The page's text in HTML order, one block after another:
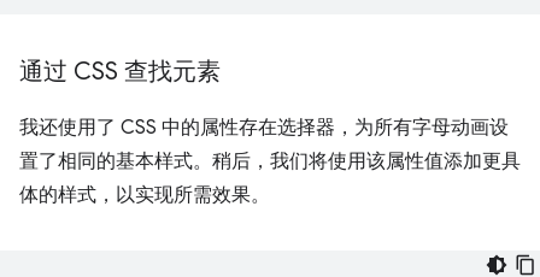
通过 CSS 查找元素
我还使用了 CSS 中的属性存在选择器，为所有字母动画设
置了相同的基本样式。稍后，我们将使用该属性值添加更具
体的样式，以实现所需效果。